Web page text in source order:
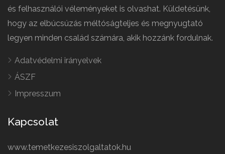
és felhasználói véleményeket is olvashat. Küldetésünk,
hogy az elbúcsúzás méltóságteljes és megnyugtató
legyen minden család számára, akik hozzánk fordulnak.
Adatvédelmi irányelvek
ÁSZF
Impresszum
Kapcsolat
www.temetkezesiszolgaltatok.hu